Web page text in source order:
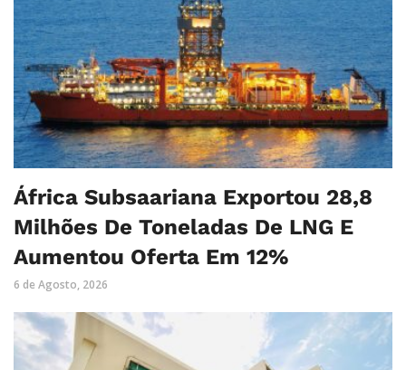
África Subsaariana Exportou 28,8
Milhões De Toneladas De LNG E
Aumentou Oferta Em 12%
6 de Agosto, 2026